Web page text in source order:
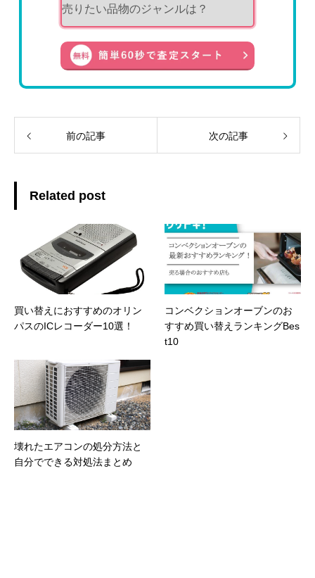
前の記事 次の記事
Related post
買い替えにおすすめのオリン
パスのICレコーダー10選！
コンベクションオーブンのお
すすめ買い替えランキングBes
t10
壊れたエアコンの処分方法と
自分でできる対処法まとめ